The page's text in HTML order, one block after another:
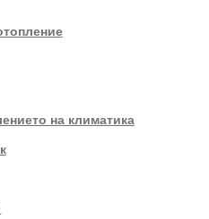
на климатика